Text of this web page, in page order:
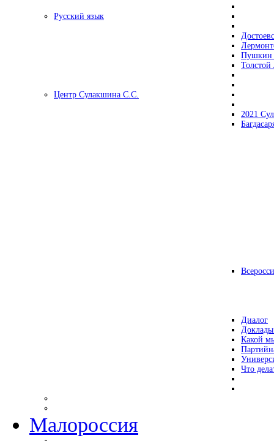
Русский язык
Центр Сулакшина С.С.
2021
Диалог
Какой
Что
Малороссия